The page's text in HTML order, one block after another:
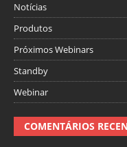
Notícias
Produtos
Próximos Webinars
Standby
Webinar
COMENTÁRIOS